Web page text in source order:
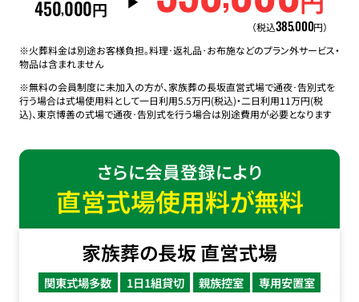
450,000円
（税込385,000円）
※火葬料金は別途お客様負担。料理･返礼品･お布施などのプラン外サービス・
物品は含まれません
※無料の会員制度に未加入の方が、家族葬の長坂直営式場で通夜･告別式を
行う場合は式場使用料として一日利用5.5万円(税込)・二日利用11万円(税
込)、東京博善の式場で通夜･告別式を行う場合は別途費用が必要となります
さらに会員登録により
直営式場使用料が無料
家族葬の長坂 直営式場
関東式場多数 1日1組貸切 親族控室 専用安置室